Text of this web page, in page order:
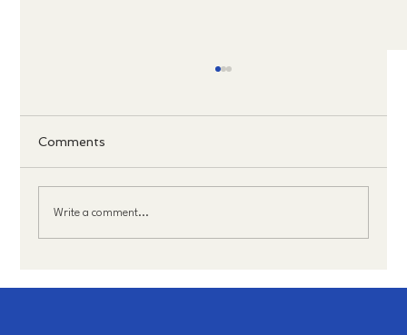
🇦🇺 ทำงาน Part-time ก็ขอวีซ่า 482
Comments
Write a comment...